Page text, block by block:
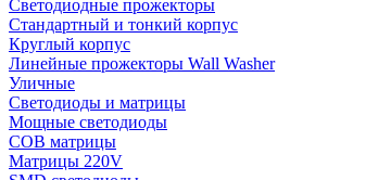
Светодиодные прожекторы
Стандартный и тонкий корпус
Круглый корпус
Линейные прожекторы Wall Washer
Уличные
Светодиоды и матрицы
Мощные светодиоды
COB матрицы
Матрицы 220V